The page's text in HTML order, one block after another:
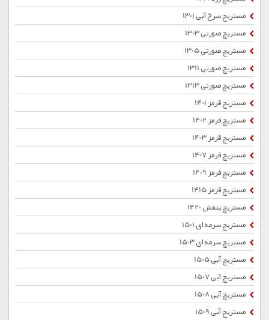
مستربچ سرخ آبی 1301
مستربچ صورتی 1303
مستربچ صورتی 1305
مستربچ صورتی 1311
مستربچ صورتی 1313
مستربچ قرمز 1401
مستربچ قرمز 1402
مستربچ قرمز 1403
مستربچ قرمز 1407
مستربچ قرمز 1409
مستربچ قرمز 1415
مستربچ بنفش 1420
مستربچ سرمه ای 1501
مستربچ سرمه ای 1503
مستربچ آبی 1505
مستربچ آبی 1507
مستربچ آبی 1508
مستربچ آبی 1509